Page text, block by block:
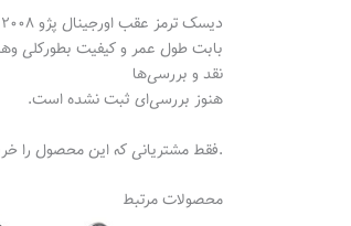
بابت طول عمر و کیفیت بطورکلی
نقد و بررسی‌ها
هنوز بررسی‌ای ثبت نشده است.
.فقط مشتریانی که این محصول را
محصولات مرتبط